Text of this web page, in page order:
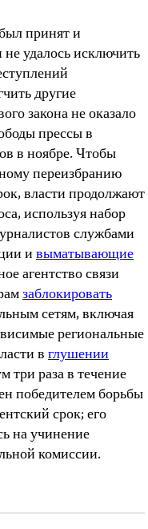
принят и
удалось исключить
другие
закона не оказало
прессы в
в ноябре. Чтобы
переизбранию
власти продолжают
используя набор
службами
ивыматывающие
агентство связи
заблокировать
сетям, включая
региональные
вглушении
три раза в течение
победителем борьбы
срок; его
на учинение
комиссии.